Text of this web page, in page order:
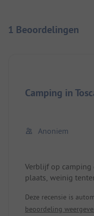
1 Beoordelingen
Camping in
Anoniem
Verblijf op camping
plaats, weinig
openingstijden.
Deze recensie is
beoordeling